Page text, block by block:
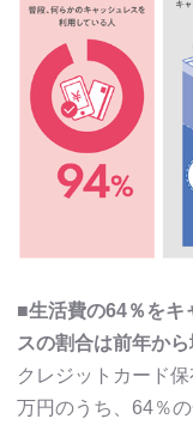
■生活費の64％をキ
スの割合は前年から
クレジットカード
万円のうち、64％